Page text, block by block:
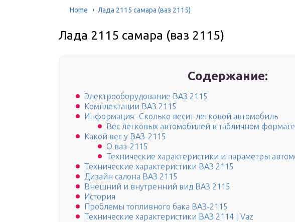
Home Лада 2115 самара (ваз 2115)
Лада 2115 самара (ваз 2115)
Содержание:
Электрооборудование ВАЗ 2115
Комплектации ВАЗ 2115
Информация -Сколько весит легковой автомобиль
Вес легковых автомобилей в табличном формате
Какой вес у ВАЗ-2115
О ваз-2115
Технические характеристики и параметры
Технические характеристики ВАЗ 2115
Дизайн салона ВАЗ 2115
Внешний и внутренний вид ВАЗ 2115
История
Проблемы топливного бака ВАЗ-2115
Технические характеристики ВАЗ 2114 | Vaz